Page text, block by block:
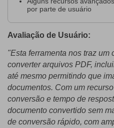
por parte de usuário
Avaliação de Usuário:
"Esta ferramenta nos traz um
converter arquivos PDF,
até mesmo permitindo que
documentos. Com um
conversão e tempo de
documento convertido sem
de conversão rápido, com